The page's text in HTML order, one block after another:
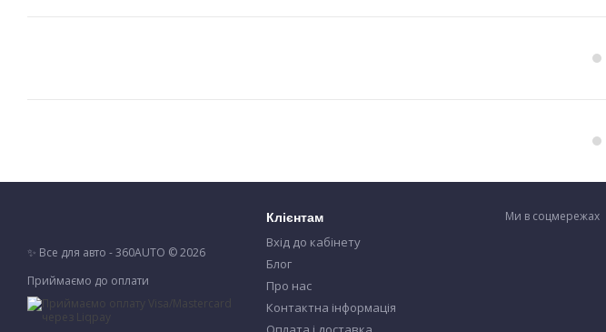
✨ Все для авто - 360AUTO © 2026
Приймаємо до оплати
Клієнтам
Вхід до кабінету
Блог
Про нас
Контактна інформація
Ми в соцмережах